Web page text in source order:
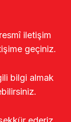
iletişim
geçiniz.
bilgi almak